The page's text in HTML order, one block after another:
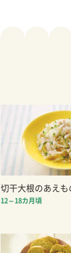
切干大根のあえも
12～18カ月頃